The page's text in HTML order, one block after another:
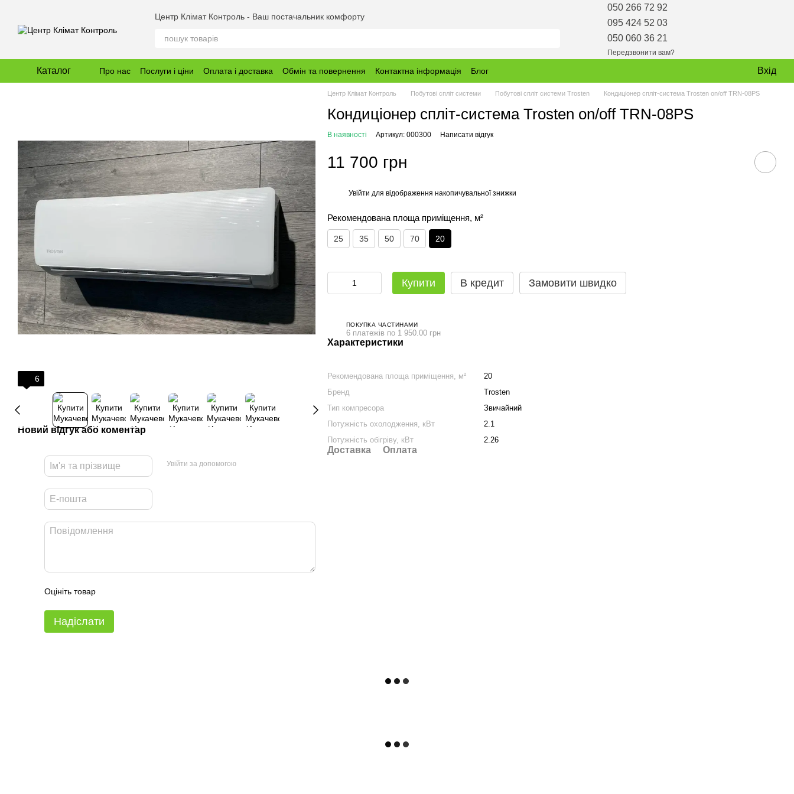
Центр Клімат Контроль - Ваш постачальник комфорту
050 266 72 92
095 424 52 03
050 060 36 21
Передзвонити вам?
Каталог Про нас Послуги і ціни Оплата і доставка Обмін та повернення Контактна інформація Блог Вхід
6
Новий відгук або коментар
Увійти за допомогою
Оцініть товар
Надіслати
Центр Клімат Контроль Побутові спліт системи Побутові спліт системи Trosten Кондиціонер спліт-система Trosten on/off TRN-08PS
Кондиціонер спліт-система Trosten on/off TRN-08PS
В наявності Артикул: 000300 Написати відгук
11 700 грн
Увійти для відображення накопичувальної знижки
Рекомендована площа приміщення, м²
25 35 50 70 20
Купити В кредит Замовити швидко
ПОКУПКА ЧАСТИНАМИ
6 платежів по 1 950.00 грн
Характеристики
Рекомендована площа приміщення, м²
20
Бренд
Trosten
Тип компресора
Звичайний
Потужність охолодження, кВт
2.1
Потужність обігріву, кВт
2.26
Доставка Оплата